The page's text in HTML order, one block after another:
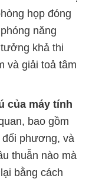
họp đóng
năng
khả thi
và giải toả tâm
của máy tính
bao gồm
đối phương, và
thuẫn nào mà
bằng cách